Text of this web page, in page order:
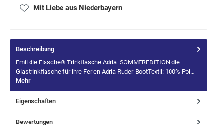
Mit Liebe aus Niederbayern
Beschreibung
Emil die Flasche® Trinkflasche Adria SOMMEREDITION die
Glastrinkflasche für ihre Ferien Adria Ruder-BootTextil: 100% Pol…
Mehr
Eigenschaften
Bewertungen